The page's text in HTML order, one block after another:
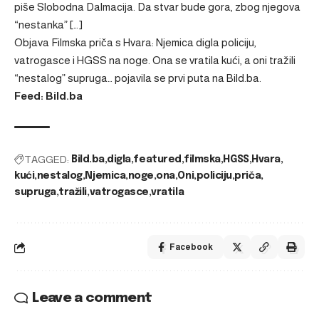
piše Slobodna Dalmacija. Da stvar bude gora, zbog njegova
“nestanka” […]
Objava Filmska priča s Hvara: Njemica digla policiju,
vatrogasce i HGSS na noge. Ona se vratila kući, a oni tražili
“nestalog” supruga…
pojavila se prvi puta na Bild.ba
Feed: Bild.ba
TAGGED: Bild.ba digla featured filmska HGSS Hvara
kući nestalog Njemica noge ona Oni policiju priča
supruga tražili vatrogasce vratila
Facebook
Leave a comment